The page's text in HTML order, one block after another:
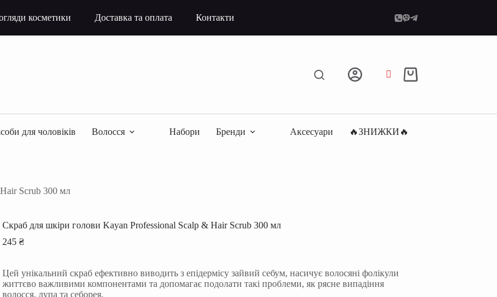
косметики Доставка та оплата Контакти
Кошик
для чоловіків Волосся Набори Бренди Аксесуари 🔥ЗНИЖКИ🔥
Scrub 300 мл
Скраб для шкіри голови Kayan Professional Scalp & Hair Scrub 300 мл
245 ₴
Цей унікальний скраб ефективно виводить з епідермісу зайвий себум, насичує волосяні фолікули
життєво важливими компонентами та допомагає подолати такі проблеми, як рясне випадіння
волосся, лупа та себорея.